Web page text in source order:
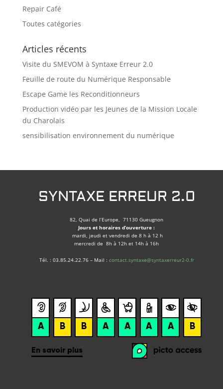
Repair Café
Toutes catégories
Articles récents
Visite du SMEVOM à Syntaxe Erreur 2.0
Feuille de route du Numérique Responsable
Escape Game les Reconditionneurs
Production vidéo par les Jeunes de la Mission Locale
du Charolais
sensibilisation environnement du numérique
SYNTAXE ERREUR 2.0
82, Quai de l’Europe, 71130 Gueugnon
Jours et horaires d’ouverture :
mardi, jeudi et vendredi de 8 h à 12 h
mercredi de 8h à 12h et 14h à 16h
Tél. : 03.85.24.22.76 – Mail : contact.syntaxe@syntaxerreur2-0.fr